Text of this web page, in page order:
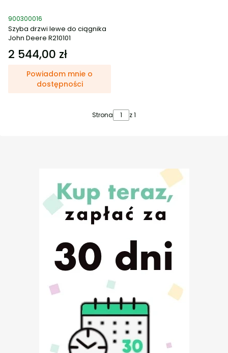
Kod produktu
900300016
Szyba drzwi lewe do ciągnika
John Deere R210101
Cena
2 544,00 zł
Powiadom mnie o
dostępności
Strona z 1